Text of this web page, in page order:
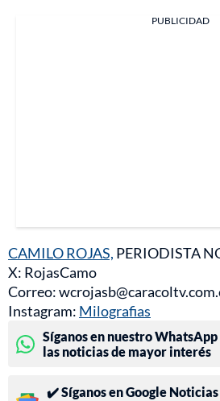
PUBLICIDAD
CAMILO ROJAS, PERIODISTA
X: RojasCamo
Correo:
Instagram: Milografias
Síganos en nuestro
las noticias de mayor interés
✔️ Síganos en Google